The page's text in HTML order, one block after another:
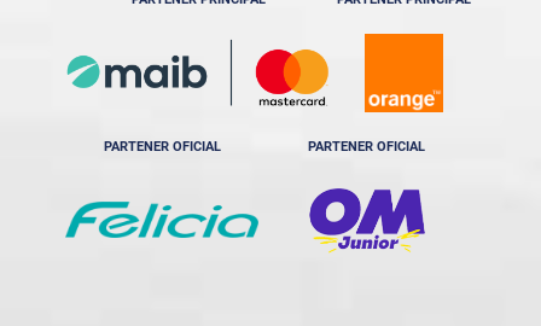
PARTENER OFICIAL PARTENER OFICIAL